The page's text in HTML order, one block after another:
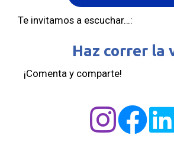
Te invitamos a escuchar…:
Haz correr la
¡Comenta y comparte!